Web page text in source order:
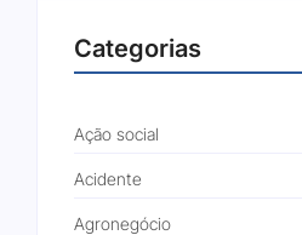
Categorias
Ação social
Acidente
Agronegócio